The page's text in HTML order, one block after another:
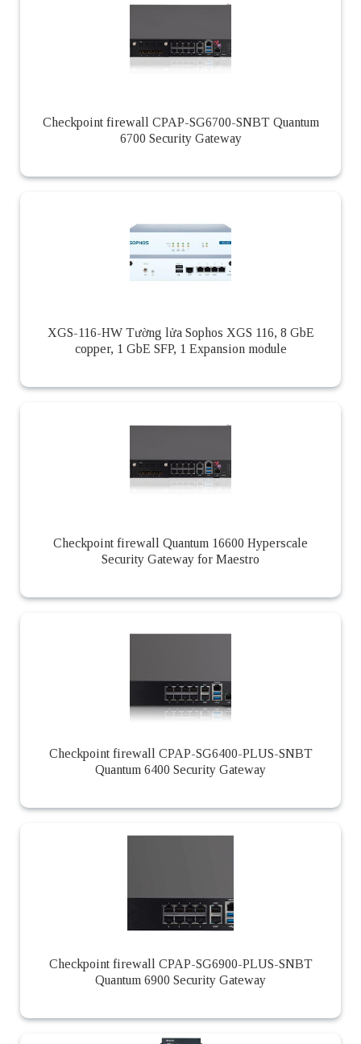
Checkpoint firewall CPAP-SG6700-SNBT Quantum
6700 Security Gateway
XGS-116-HW Tường lửa Sophos XGS 116, 8 GbE
copper, 1 GbE SFP, 1 Expansion module
Checkpoint firewall Quantum 16600 Hyperscale
Security Gateway for Maestro
Checkpoint firewall CPAP-SG6400-PLUS-SNBT
Quantum 6400 Security Gateway
Checkpoint firewall CPAP-SG6900-PLUS-SNBT
Quantum 6900 Security Gateway